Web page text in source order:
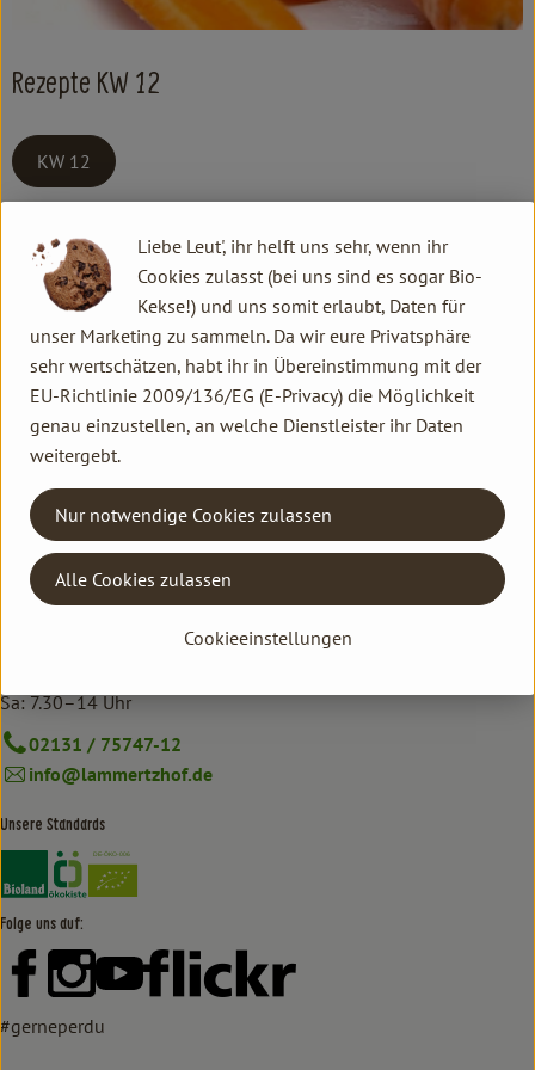
Kochen & Backen
Haushalt
Einkaufen
Über uns
Aktuelles
Rezepte KW 12
KW 12
Familie Hannen GbR
Neu Lammertzhof, 41564 Kaarst
info@lammertzhof.de
Kontakt Ökokiste
Familie Hannen Gemüse Abo
Neu Lammertzhof, 41564 Kaarst
02131 / 75747-17
oekokiste@lammertzhof.de
Kontrollstelle: DE-ÖKO-006
Sa: 7.30–14 Uhr
02131 / 75747-12
info@lammertzhof.de
Unsere Standards
Externer Link zu https://www.bioland.de/verbraucher
Externer Link zu https://www.oekokiste.de/
Folge uns auf:
Externer Link zu https://www.facebook.com/lammertzhof/
Externer Link zu https://www.instagram.com/
Externer Link zu https://www.youtube.com/
Externer Link zu https://
#gerneperdu
Liebe Leut', ihr helft uns sehr, wenn ihr
Cookies zulasst (bei uns sind es sogar Bio-
Kekse!) und uns somit erlaubt, Daten für
unser Marketing zu sammeln. Da wir eure Privatsphäre
sehr wertschätzen, habt ihr in Übereinstimmung mit der
EU-Richtlinie 2009/136/EG (E-Privacy) die Möglichkeit
genau einzustellen, an welche Dienstleister ihr Daten
weitergebt.
Cookieeinstellungen
Nur notwendige Cookies zulassen
Alle Cookies zulassen